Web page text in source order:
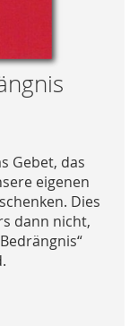
Gebet, das
eigenen
Dies
dann nicht,